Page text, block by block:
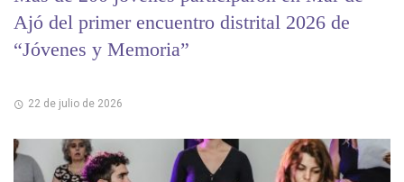
Ajó del primer encuentro distrital 2026 de
“Jóvenes y Memoria”
22 de julio de 2026